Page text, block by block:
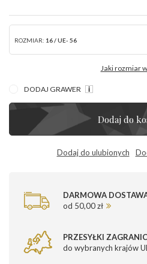
ROZMIAR: 16 / UE- 56
Jaki rozmiar
DODAJ GRAWER
Dodaj do
Dodaj do ulubionych
DARMOWA
od 50,00 zł
PRZESYŁKI
do wybranych krajów